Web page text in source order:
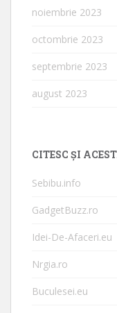
noiembrie 2023
octombrie 2023
septembrie 2023
august 2023
CITESC ȘI
Sebibu.info
GadgetBuzz.ro
Idei-De-Afaceri.eu
Nrgia.ro
Buculesei.eu